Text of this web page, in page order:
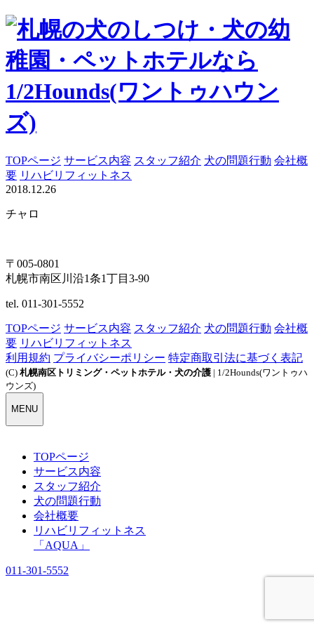
TOPページ サービス内容 スタッフ紹介 犬の問題行動 会社概
要 リハビリフィットネス
2018.12.26
チャロ
〒005-0801
札幌市南区川沿1条1丁目3-90
tel. 011-301-5552
TOPページ サービス内容 スタッフ紹介 犬の問題行動 会社概
要 リハビリフィットネス
利用規約 プライバシーポリシー 特定商取引法に基づく表記
(C) 札幌南区トリミング・ペットホテル・犬の介護 | 1/2Hounds(ワントゥハ
ウンズ)
MENU
TOPページ
サービス内容
スタッフ紹介
犬の問題行動
会社概要
リハビリフィットネス
「AQUA」
011-301-5552